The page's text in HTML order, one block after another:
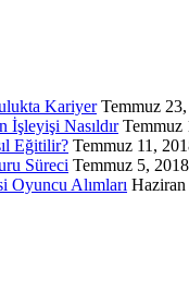
Kariyer Temmuz
İşleyişi Nasıldır Temmuz
Eğitilir? Temmuz 11,
Süreci Temmuz 5, 2018
Oyuncu Alımları